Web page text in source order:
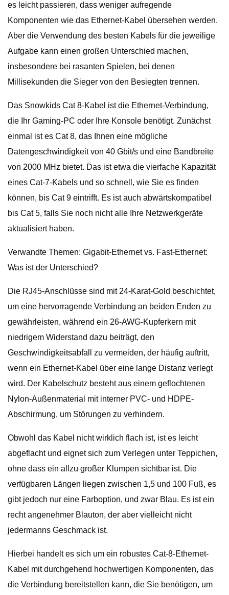
es leicht passieren, dass weniger aufregende
Komponenten wie das Ethernet-Kabel übersehen werden.
Aber die Verwendung des besten Kabels für die jeweilige
Aufgabe kann einen großen Unterschied machen,
insbesondere bei rasanten Spielen, bei denen
Millisekunden die Sieger von den Besiegten trennen.
Das Snowkids Cat 8-Kabel ist die Ethernet-Verbindung,
die Ihr Gaming-PC oder Ihre Konsole benötigt. Zunächst
einmal ist es Cat 8, das Ihnen eine mögliche
Datengeschwindigkeit von 40 Gbit/s und eine Bandbreite
von 2000 MHz bietet. Das ist etwa die vierfache Kapazität
eines Cat-7-Kabels und so schnell, wie Sie es finden
können, bis Cat 9 eintrifft. Es ist auch abwärtskompatibel
bis Cat 5, falls Sie noch nicht alle Ihre Netzwerkgeräte
aktualisiert haben.
Verwandte Themen: Gigabit-Ethernet vs. Fast-Ethernet:
Was ist der Unterschied?
Die RJ45-Anschlüsse sind mit 24-Karat-Gold beschichtet,
um eine hervorragende Verbindung an beiden Enden zu
gewährleisten, während ein 26-AWG-Kupferkern mit
niedrigem Widerstand dazu beiträgt, den
Geschwindigkeitsabfall zu vermeiden, der häufig auftritt,
wenn ein Ethernet-Kabel über eine lange Distanz verlegt
wird. Der Kabelschutz besteht aus einem geflochtenen
Nylon-Außenmaterial mit interner PVC- und HDPE-
Abschirmung, um Störungen zu verhindern.
Obwohl das Kabel nicht wirklich flach ist, ist es leicht
abgeflacht und eignet sich zum Verlegen unter Teppichen,
ohne dass ein allzu großer Klumpen sichtbar ist. Die
verfügbaren Längen liegen zwischen 1,5 und 100 Fuß, es
gibt jedoch nur eine Farboption, und zwar Blau. Es ist ein
recht angenehmer Blauton, der aber vielleicht nicht
jedermanns Geschmack ist.
Hierbei handelt es sich um ein robustes Cat-8-Ethernet-
Kabel mit durchgehend hochwertigen Komponenten, das
die Verbindung bereitstellen kann, die Sie benötigen, um